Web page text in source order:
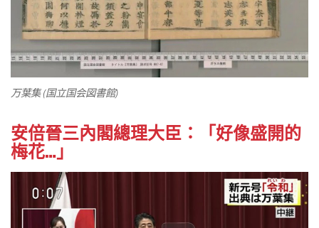
万葉集 (国立国会図書館)
安倍晉三內閣總理大臣：「好像盛開的
梅花…」